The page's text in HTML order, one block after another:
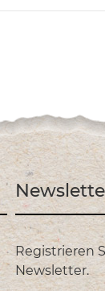
Registrieren
Newsletter.